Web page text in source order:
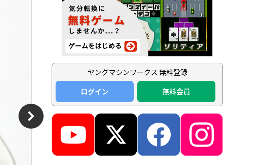
ヤングマシンワークス 無料登録
ログイン
無料会員